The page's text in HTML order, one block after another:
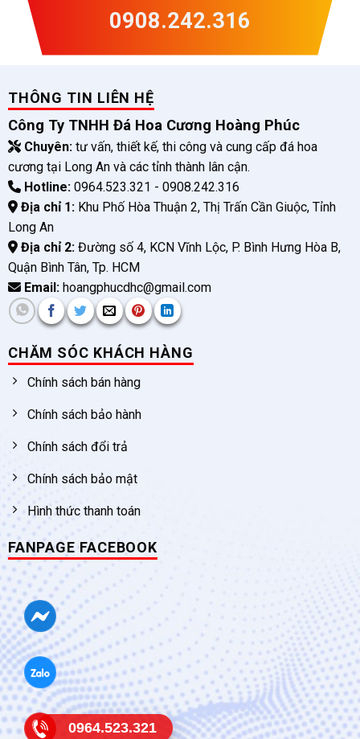
0908.242.316
THÔNG TIN LIÊN HỆ
Công Ty TNHH Đá Hoa Cương Hoàng Phúc
Chuyên:tư vấn, thiết kế, thi công và cung cấp đá hoa
cương tại Long An và các tỉnh thành lân cận.
Hotline:0964.523.321 - 0908.242.316
Địa chỉ 1:Khu Phố Hòa Thuận 2, Thị Trấn Cần Giuộc, Tỉnh
Long An
Địa chỉ 2:Đường số 4, KCN Vĩnh Lộc, P. Bình Hưng Hòa B,
Quận Bình Tân, Tp. HCM
Email:hoangphucdhc@gmail.com
CHĂM SÓC KHÁCH HÀNG
Chính sách bán hàng
Chính sách bảo hành
Chính sách đổi trả
Chính sách bảo mật
Hình thức thanh toán
FANPAGE FACEBOOK
0964.523.321